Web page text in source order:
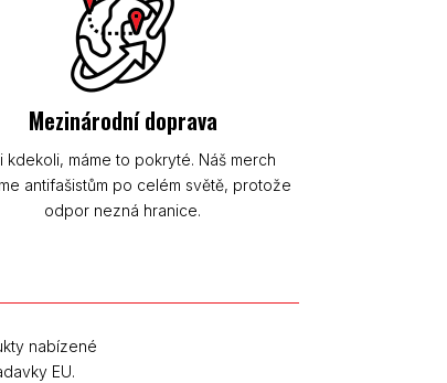
Mezinárodní doprava
kdekoli, máme to pokryté. Náš merch
antifašistům po celém světě, protože
odpor nezná hranice.
nabízené
EU.